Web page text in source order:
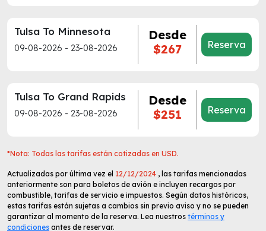
Tulsa To Minnesota
09-08-2026 - 23-08-2026
Desde
$267
Reserva
Tulsa To Grand Rapids
09-08-2026 - 23-08-2026
Desde
$251
Reserva
*Nota: Todas las tarifas están cotizadas en USD.
Actualizadas por última vez el 12/12/2024 , las tarifas mencionadas
anteriormente son para boletos de avión e incluyen recargos por
combustible, tarifas de servicio e impuestos. Según datos históricos,
estas tarifas están sujetas a cambios sin previo aviso y no se pueden
garantizar al momento de la reserva. Lea nuestros términos y
condiciones antes de reservar.